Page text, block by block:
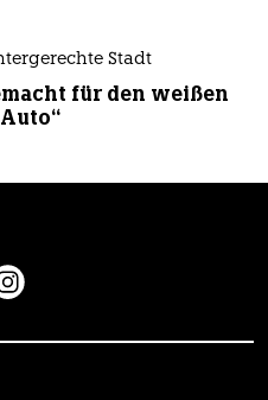
Stadt
für den weißen